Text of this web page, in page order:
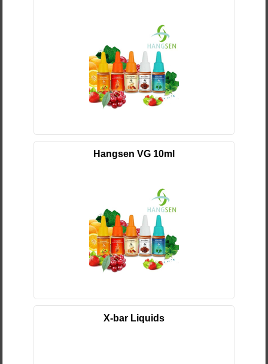
Hangsen VG 10ml
X-bar Liquids